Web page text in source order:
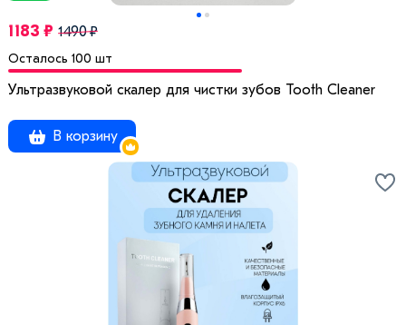
1183 ₽ 1490 ₽
Осталось 100 шт
Ультразвуковой скалер для чистки зубов Tooth Cleaner
В корзину